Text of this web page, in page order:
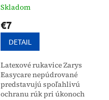
Skladom
€7
DETAIL
Latexové rukavice Zarys
Easycare nepúdrované
predstavujú spoľahlivú
ochranu rúk pri úkonoch